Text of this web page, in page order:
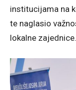
institucijama na
te naglasio
lokalne zajednice.